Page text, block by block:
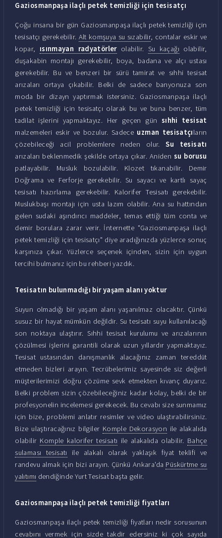
Gaziosmanpaşa ilaçlı petek temizliği için tesisatçı
Çoğu insana bir gün Gaziosmanpaşa ilaçlı petek temizliği için
tesisatçı gerekebilir. Alt komşuya su sızabilir, contalar eskir ve
kopar, ısınmayan radyatörlerolabilir. Su kaçağı olabilir,
duşakabin montajı gerekebilir, boya, badana ve alçı ustası
gerekebilir. Bu ve benzeri bir sürü tamirat ve sıhhi tesisat
arızaları ortaya çıkabilir. Belki de sadece banyonuza son
moda bir dizayn yaptırmak istersiniz. Gaziosmanpaşa ilaçlı
petek temizliği için tesisatçı olarak bu ve buna benzer, tüm
tadilat işlerini yapmaktayız. Her geçen gün sıhhi tesisat
malzemeleri eskir ve bozulur. Sadece uzman tesisatçıların
çözebileceği acil problemlere neden olur.Su tesisatı
arızaları beklenmedik şekilde ortaya çıkar. Aniden su borusu
patlayabilir. Musluk bozulabilir. Klozet tıkanabilir. Demir
Doğrama ve Ferforje gerekebilir. Su sayacı ve kartlı sayaç
tesisatı hazırlama gerekebilir. Kalorifer Tesisatı gerekebilir.
Muslukbaşı montajı için usta lazım olabilir. Ana su hattından
gelen sudaki aşındırıcı maddeler, temas ettiği tüm conta ve
demir borulara zarar verir. İnternette "Gaziosmanpaşa ilaçlı
petek temizliği için tesisatçı" diye aradığınızda yüzlerce sonuç
karşınıza çıkar. Yüzlerce seçenek içinden, sizin için uygun
tercihi bulmanız için bu rehberi yazdık.
Tesisatın bulunmadığı bir yaşam alanı yoktur
Suyun olmadığı bir yaşam alanı yaşanılmaz olacaktır. Çünkü
susuz bir hayat mümkün değildir. Su tesisatı suyu kullanılacağı
son noktaya ulaştırır. Sıhhi tesisat kurulumu ve arızalarının
çözülmesi işlerini garantili olarak uzun yıllardır yapmaktayız.
Tesisat ustasından danışmanlık alacağınız zaman tereddüt
etmeden bizleri arayın. Tecrübelerimiz sayesinde siz değerli
müşterilerimizi doğru çözüme sevk etmekten kıvanç duyarız.
Belki problem sizin çözebileceğiniz kadar kolay, belki de bir
profesyonelin incelemesi gerekecek. Bu cevabı size sunmamız
için bize, problemi anlatır resimler ve video ulaştırabilirsiniz.
Bize ulaştıracağınız bilgiler Komple Dekorasyon ile alakalıda
olabilir Komple kalorifer tesisatı ile alakalıda olabilir. Bahçe
sulaması tesisatı ile alakalı olarak yaklaşık fiyat teklifi ve
randevu almak için bizi arayın. Çünkü Ankara'da Püskürtme su
yalıtımı dendiğinde Yurt Tesisat başta gelir.
Gaziosmanpaşa ilaçlı petek temizliği fiyatları
Gaziosmanpaşa ilaçlı petek temizliği fiyatları nedir sorusunun
cevabını vermek için sizde takdir edersiniz ki çok sayıda